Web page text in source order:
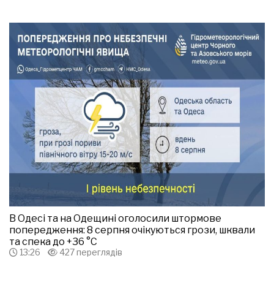
В Одесі та на Одещині оголосили штормове
попередження: 8 серпня очікуються грози, шквали
та спека до +36 °С
13:26 427 переглядів